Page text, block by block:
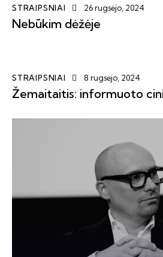
STRAIPSNIAI 26 rugsėjo, 2024
Nebūkim dėžėje
STRAIPSNIAI 8 rugsėjo, 2024
Žemaitaitis: informuoto